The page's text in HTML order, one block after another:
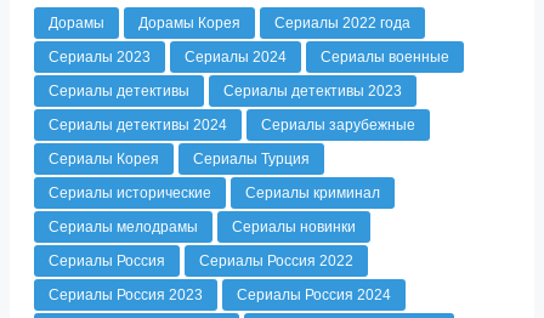
Дорамы Дорамы Корея
Сериалы 2022 года
Сериалы 2023
Сериалы 2024
Сериалы военные
Сериалы детективы
Сериалы детективы 2023
Сериалы детективы 2024
Сериалы зарубежные
Сериалы Корея
Сериалы Турция
Сериалы исторические
Сериалы криминал
Сериалы мелодрамы
Сериалы новинки
Сериалы Россия
Сериалы Россия 2022
Сериалы Россия 2023
Сериалы Россия 2024